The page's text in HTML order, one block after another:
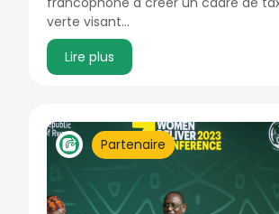
verte visant…
Lire plus
Partenaire
Image